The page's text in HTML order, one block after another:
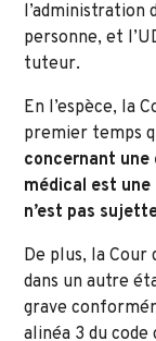
l’administration
personne, et
tuteur.
En l’espèce, la
premier temps
concernant une
médical est une
n’est pas
De plus, la
dans un autre
grave
alinéa 3 du